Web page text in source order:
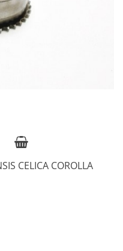
CELICA COROLLA